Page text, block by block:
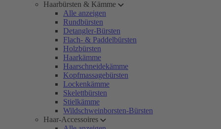
Haarbürsten & Kämme
Alle anzeigen
Rundbürsten
Detangler-Bürsten
Flach- & Paddelbürsten
Holzbürsten
Haarkämme
Haarschneidekämme
Kopfmassagebürsten
Lockenkämme
Skelettbürsten
Stielkämme
Wildschweinborsten-Bürsten
Haar-Accessoires